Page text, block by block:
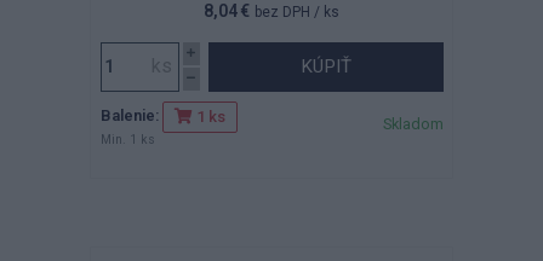
8,04 € bez DPH / ks
KÚPIŤ
Balenie: 1 ks
Min. 1 ks
Skladom